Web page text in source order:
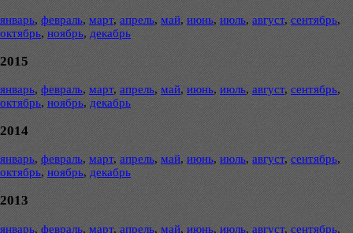
январь, февраль, март, апрель, май, июнь, июль, август, сентябрь,
октябрь, ноябрь, декабрь
2015
январь, февраль, март, апрель, май, июнь, июль, август, сентябрь,
октябрь, ноябрь, декабрь
2014
январь, февраль, март, апрель, май, июнь, июль, август, сентябрь,
октябрь, ноябрь, декабрь
2013
январь, февраль, март, апрель, май, июнь, июль, август, сентябрь,